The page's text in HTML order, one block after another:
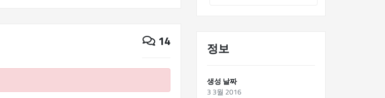
14 정보
생성 날짜
3 3월 2016